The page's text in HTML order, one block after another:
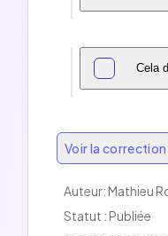
Cela
Voir la correction
Auteur: Mathieu
Statut : Publiée